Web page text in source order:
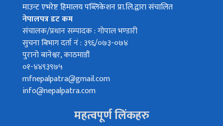
माउन्ट एभरेष्ट हिमालय पब्लिकेशन प्रा.लि.द्वारा संचालित
नेपालपत्र डट कम
संचालक/प्रधान सम्पादक : गोपाल भण्डारी
सुचना बिभाग दर्ता नं : ३९६/०७३-०७४
पुरानो बानेश्वर, काठमाडौं
०१-४४९३९७५
mfnepalpatra@gmail.com
info@nepalpatra.com
महत्वपूर्ण लिंकहरु